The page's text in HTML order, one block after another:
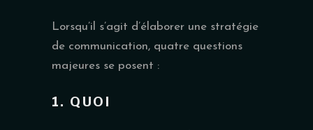
Lorsqu’il s’agit d’élaborer une stratégie
de communication, quatre questions
majeures se posent :
1. QUOI